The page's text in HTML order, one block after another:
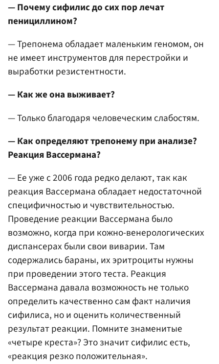
— Почему сифилис до сих пор лечат
пенициллином?
— Трепонема обладает маленьким геномом, он
не имеет инструментов для перестройки и
выработки резистентности.
— Как же она выживает?
— Только благодаря человеческим слабостям.
— Как определяют трепонему при анализе?
Реакция Вассермана?
— Ее уже с 2006 года редко делают, так как
реакция Вассермана обладает недостаточной
специфичностью и чувствительностью.
Проведение реакции Вассермана было
возможно, когда при кожно-венерологических
диспансерах были свои виварии. Там
содержались бараны, их эритроциты нужны
при проведении этого теста. Реакция
Вассермана давала возможность не только
определить качественно сам факт наличия
сифилиса, но и оценить количественный
результат реакции. Помните знаменитые
«четыре креста»? Это значит сифилис есть,
«реакция резко положительная».